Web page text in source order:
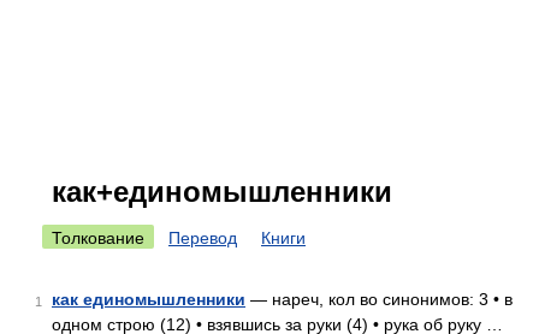
как+единомышленники
Толкование Перевод Книги
1 как единомышленники — нареч, кол во синонимов: 3 • в
одном строю (12) • взявшись за руки (4) • рука об руку …